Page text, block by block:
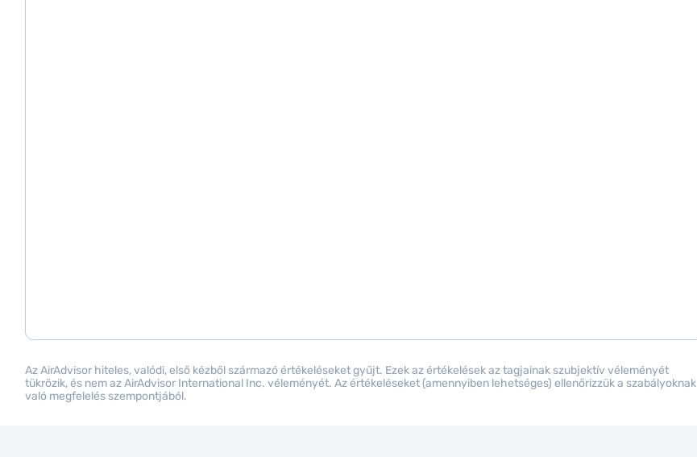
Az AirAdvisor hiteles, valódi, első kézből származó értékeléseket gyűjt. Ezek az értékelések az tagjainak szubjektív véleményét
tükrözik, és nem az AirAdvisor International Inc. véleményét. Az értékeléseket (amennyiben lehetséges) ellenőrizzük a szabályoknak
való megfelelés szempontjából.